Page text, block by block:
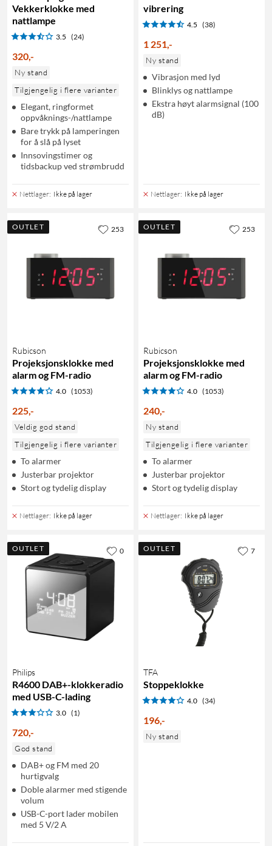
Vekkerklokke med
nattlampe
3.5 (24)
320,-
Ny stand
Tilgjengelig i flere varianter
Elegant, ringformet
oppvåknings-/nattlampe
Bare trykk på lamperingen
for å slå på lyset
Innsovingstimer og
tidsbackup ved strømbrudd
Nettlager: Ikke på lager
vibrering
4.5 (38)
1 251,-
Ny stand
Vibrasjon med lyd
Blinklys og nattlampe
Ekstra høyt alarmsignal (100
dB)
Nettlager: Ikke på lager
OUTLET
Rubicson
Projeksjonsklokke med
alarm og FM-radio
4.0 (1053)
225,-
Veldig god stand
Tilgjengelig i flere varianter
To alarmer
Justerbar projektor
Stort og tydelig display
Nettlager: Ikke på lager
253 OUTLET
Rubicson
Projeksjonsklokke med
alarm og FM-radio
4.0 (1053)
240,-
Ny stand
Tilgjengelig i flere varianter
To alarmer
Justerbar projektor
Stort og tydelig display
Nettlager: Ikke på lager
253
OUTLET
Philips
R4600 DAB+-klokkeradio
med USB-C-lading
3.0 (1)
720,-
God stand
DAB+ og FM med 20
hurtigvalg
Doble alarmer med stigende
volum
USB-C-port lader mobilen
med 5 V/2 A
0 OUTLET
TFA
Stoppeklokke
4.0 (34)
196,-
Ny stand
7